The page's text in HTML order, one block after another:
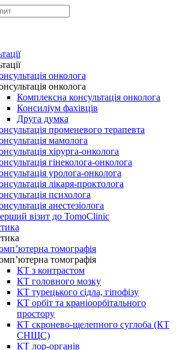
онколога
онколога
Комплексна консультація онколога
Консиліум фахівців
Друга думка
променевого терапевта
мамолога
хірурга-онколога
гінеколога-онколога
уролога-онколога
лікаря-проктолога
психолога
анестезіолога
візит до TomoClinic
томографія
томографія
КТ з контрастом
КТ головного мозку
КТ турецького сідла, гіпофізу
КТ орбіт та краніоорбітального
простору
КТ скронево-щелепного суглоба (КТ
СНЩС)
КТ лор-органів